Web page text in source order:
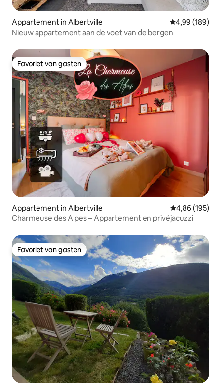
Appartement in Albertville Gemiddelde
4,99 (189)
Nieuw appartement aan de voet van de bergen
Favoriet van gasten
Favoriet van gasten
Appartement in Albertville Gemiddelde
4,86 (195)
Charmeuse des Alpes – Appartement en privéjacuzzi
Favoriet van gasten
Favoriet van gasten